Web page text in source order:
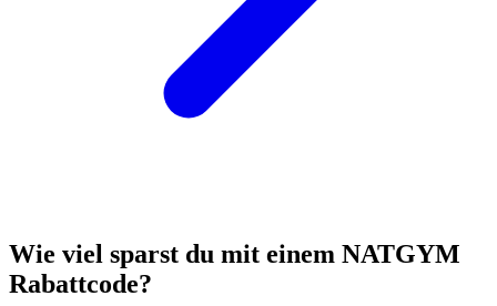
Wie viel sparst du mit einem NATGYM
Rabattcode?